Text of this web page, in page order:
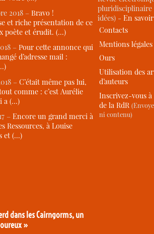
2018 –Bravo !
et riche présentation de ce
poète et érudit. (…)
–Pour cette annonce qui
d’adresse mail :
–C’était même pas lui,
comme : c’est Aurélie
a (…)
–Encore un grand merci à
Ressources, à Louise
et (…)
dans les Cairngorms, un
»
idées) -En
Contacts
Mentions légales
Ours
Utilisation des
d’auteurs
Inscrivez-vous
de la RdR
ni contenu)